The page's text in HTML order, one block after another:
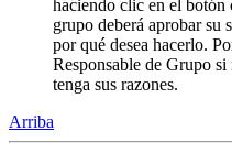
haciendo clic en el botón
grupo deberá aprobar su
por qué desea hacerlo.
Responsable de Grupo
tenga sus razones.
Arriba